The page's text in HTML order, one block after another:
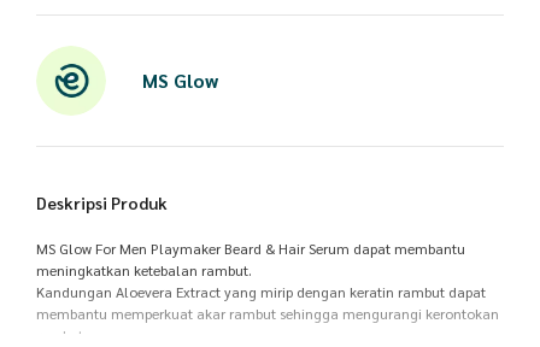
MS Glow
Deskripsi Produk
MS Glow For Men Playmaker Beard & Hair Serum dapat membantu
meningkatkan ketebalan rambut.⁠
Kandungan Aloevera Extract yang mirip dengan keratin rambut dapat
membantu memperkuat akar rambut sehingga mengurangi kerontokan
rambut.⁠